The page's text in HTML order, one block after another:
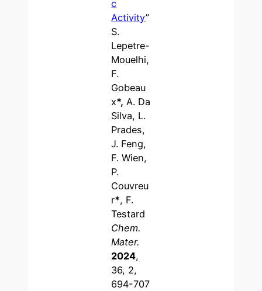
c
Activity”
S.
Lepetre-
Mouelhi,
F.
Gobeau
x*, A. Da
Silva, L.
Prades,
J. Feng,
F. Wien,
P.
Couvreu
r*, F.
Testard
Chem.
Mater.
2024,
36, 2,
694-707